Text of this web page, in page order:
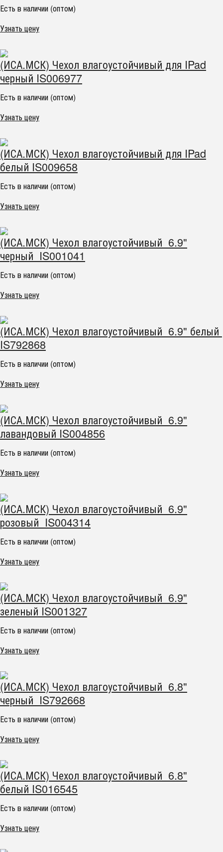
Есть в наличии (оптом)
Узнать цену
(ИСА.МСК) Чехол влагоустойчивый для IPad
черный IS006977
Есть в наличии (оптом)
Узнать цену
(ИСА.МСК) Чехол влагоустойчивый для IPad
белый IS009658
Есть в наличии (оптом)
Узнать цену
(ИСА.МСК) Чехол влагоустойчивый 6.9"
черный IS001041
Есть в наличии (оптом)
Узнать цену
(ИСА.МСК) Чехол влагоустойчивый 6.9" белый
IS792868
Есть в наличии (оптом)
Узнать цену
(ИСА.МСК) Чехол влагоустойчивый 6.9"
лавандовый IS004856
Есть в наличии (оптом)
Узнать цену
(ИСА.МСК) Чехол влагоустойчивый 6.9"
розовый IS004314
Есть в наличии (оптом)
Узнать цену
(ИСА.МСК) Чехол влагоустойчивый 6.9"
зеленый IS001327
Есть в наличии (оптом)
Узнать цену
(ИСА.МСК) Чехол влагоустойчивый 6.8"
черный IS792668
Есть в наличии (оптом)
Узнать цену
(ИСА.МСК) Чехол влагоустойчивый 6.8"
белый IS016545
Есть в наличии (оптом)
Узнать цену